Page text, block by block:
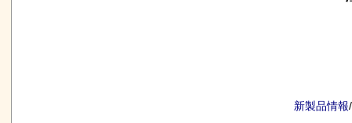
新製品情報/